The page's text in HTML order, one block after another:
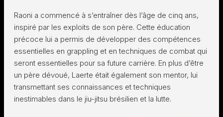
Raoni a commencé à s’entraîner dès l’âge de cinq ans,
inspiré par les exploits de son père. Cette éducation
précoce lui a permis de développer des compétences
essentielles en grappling et en techniques de combat qui
seront essentielles pour sa future carrière. En plus d’être
un père dévoué, Laerte était également son mentor, lui
transmettant ses connaissances et techniques
inestimables dans le jiu-jitsu brésilien et la lutte.